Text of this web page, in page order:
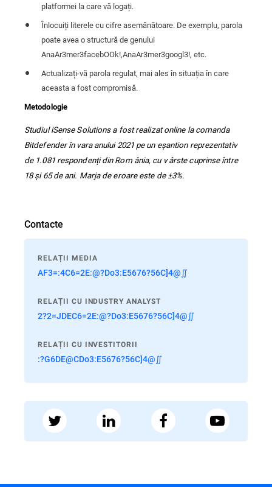
platformei la care vă logați.
Înlocuiți literele cu cifre asemănătoare. De exemplu, parola
poate avea o structură de genului
AnaAr3mer3facebOOk!,AnaAr3mer3googl3!, etc.
Actualizați-vă parola regulat, mai ales în situația în care
aceasta a fost compromisă.
Metodologie
Studiul iSense Solutions a fost realizat online la comanda
Bitdefenderîn vara anului 2021 pe un eșantion reprezentativ
de 1.081 respondenți din Rom ânia, cu v ârste cuprinse între
18 și 65 de ani. Marja de eroare este de ±3%.
Contacte
RELAȚII MEDIA
AF3=:4C6=2E:@?Do3:E5676?56C]4@∬
RELAȚII CU INDUSTRY ANALYST
2?2=JDEC6=2E:@?Do3:E5676?56C]4@∬
RELAȚII CU INVESTITORII
:?G6DE@CDo3:E5676?56C]4@∬